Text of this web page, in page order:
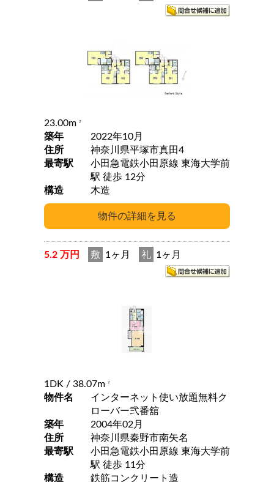
23.00m 2
築年
2022年10月
住所
神奈川県平塚市真田4
最寄駅
小田急電鉄小田原線 東海大学前
駅 徒歩 12分
構造
木造
5.2 万円 敷 1ヶ月 礼 1ヶ月
1DK / 38.07m 2
物件名
インターネット使い放題無料ク
ローバー弐番舘
築年
2004年02月
住所
神奈川県秦野市南矢名
最寄駅
小田急電鉄小田原線 東海大学前
駅 徒歩 11分
構造
鉄筋コンクリート造